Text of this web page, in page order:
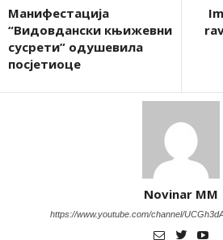
Манифестација
“Видовдански књижевни
сусрети” одушевила
посјетиоце
Novinar MM
https://www.youtube.com/channel/